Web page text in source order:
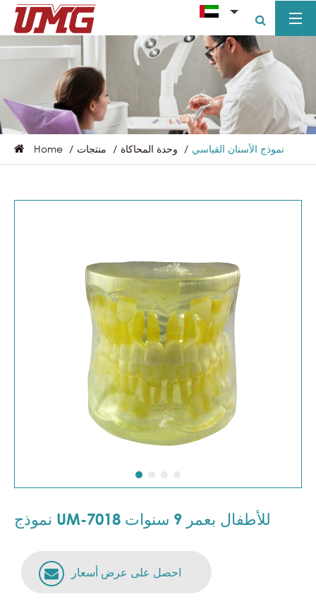
Home منتجات وحدة المحاكاة نموذج الأسنان القياسي
نموذج UM-7018 للأطفال بعمر 9 سنوات
احصل على عرض أسعار